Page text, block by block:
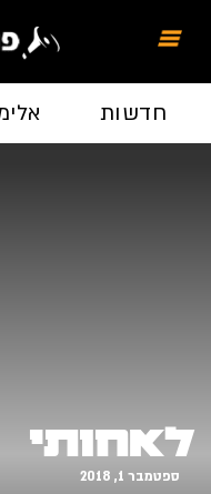
חדשות
לאחותי
ספטמבר 1, 2018